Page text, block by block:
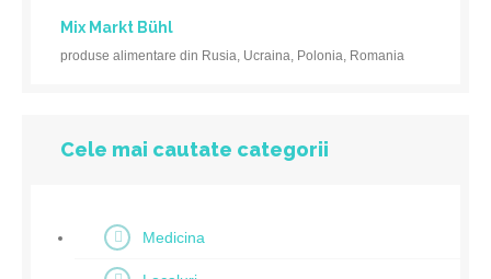
Mix Markt Bühl
produse alimentare din Rusia, Ucraina, Polonia, Romania
Cele mai cautate categorii
Medicina